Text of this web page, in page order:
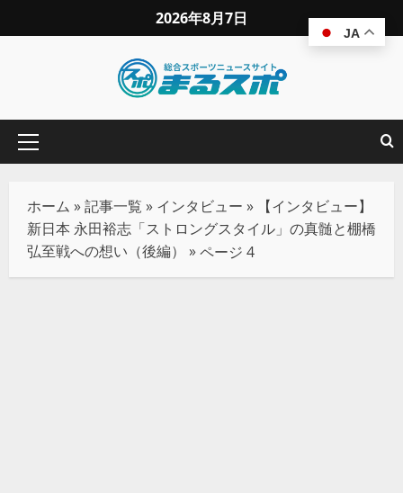
2026年8月7日
ホーム »記事一覧 » インタビュー »
【インタビュー】
新日本 永田裕志「ストロングスタイル」の真髄と棚橋
弘至戦への想い（後編）
»ページ 4
JA